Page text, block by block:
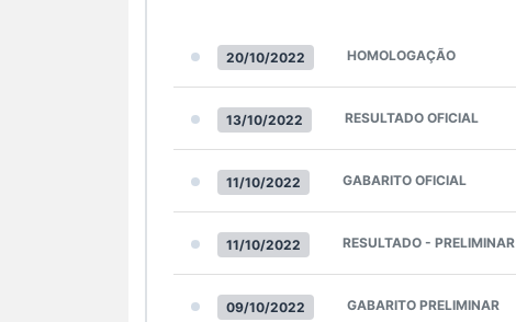
20/10/2022 HOMOLOGAÇÃO
13/10/2022 RESULTADO OFICIAL
11/10/2022 GABARITO OFICIAL
11/10/2022 RESULTADO - PRELIMINAR
09/10/2022 GABARITO PRELIMINAR